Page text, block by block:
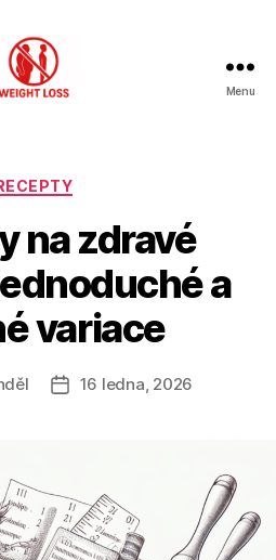
Menu
Rubriky
na zdravé
a
variace
Datum
16 ledna, 2026